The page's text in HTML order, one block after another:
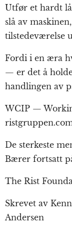
Utfør et hardt
slå av
tilstedeværelse
Fordi i en æra
— er det å
handlingen av
WCIP —
De sterkeste
Bærer fortsatt
The Rist
Skrevet av
Andersen